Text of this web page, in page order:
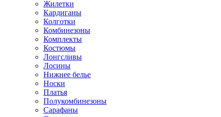
Жилетки
Кардиганы
Колготки
Комбинезоны
Комплекты
Костюмы
Лонгсливы
Лосины
Нижнее белье
Носки
Платья
Полукомбинезоны
Сарафаны